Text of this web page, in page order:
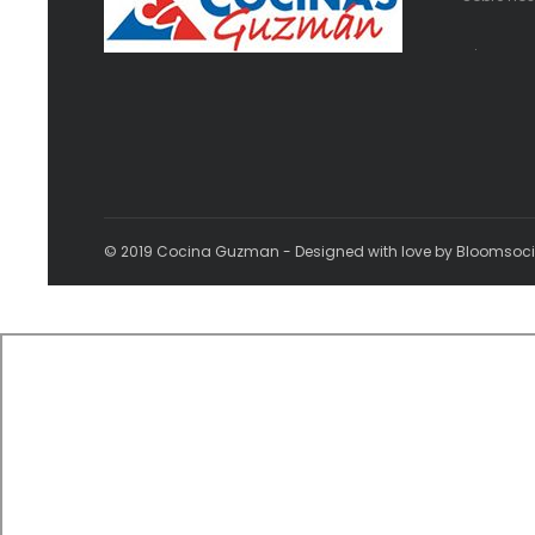
.
© 2019 Cocina Guzman - Designed with love by